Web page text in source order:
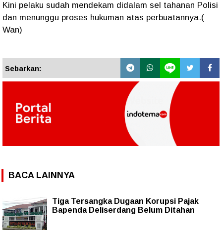
Kini pelaku sudah mendekam didalam sel tahanan Polisi
dan menunggu proses hukuman atas perbuatannya.(
Wan)
Sebarkan:
BACA LAINNYA
Tiga Tersangka Dugaan Korupsi Pajak
Bapenda Deliserdang Belum Ditahan